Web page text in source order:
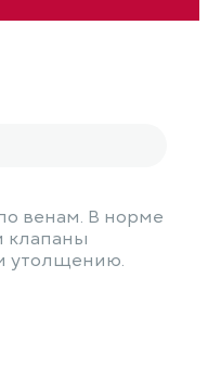
венам. В норме
клапаны
утолщению.